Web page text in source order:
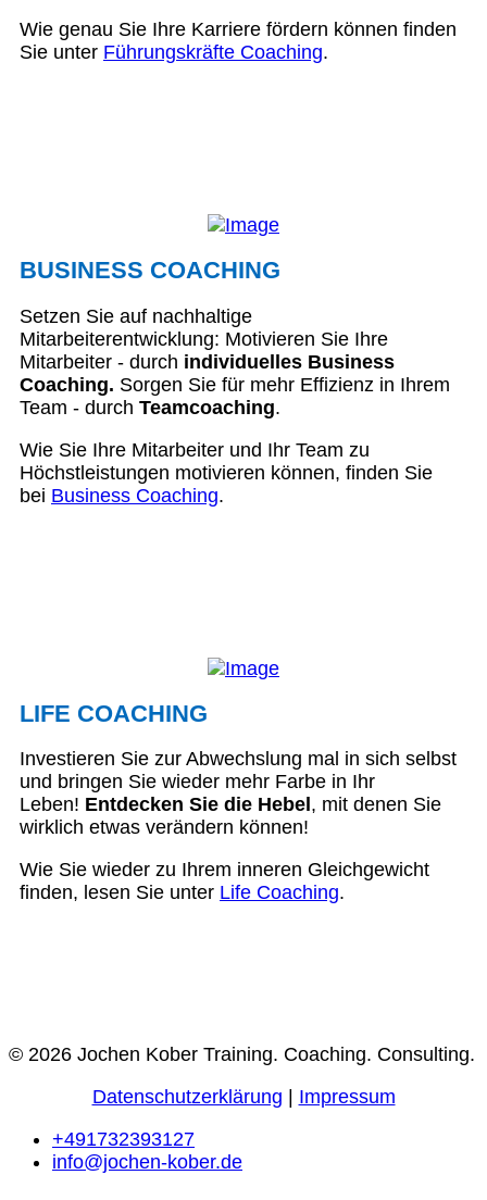
Wie genau Sie Ihre Karriere fördern können finden
Sie unter Führungskräfte Coaching.
BUSINESS COACHING
Setzen Sie auf nachhaltige
Mitarbeiterentwicklung: Motivieren Sie Ihre
Mitarbeiter - durch individuelles Business
Coaching. Sorgen Sie für mehr Effizienz in Ihrem
Team - durch Teamcoaching.
Wie Sie Ihre Mitarbeiter und Ihr Team zu
Höchstleistungen motivieren können, finden Sie
bei Business Coaching.
LIFE COACHING
Investieren Sie zur Abwechslung mal in sich selbst
und bringen Sie wieder mehr Farbe in Ihr
Leben! Entdecken Sie die Hebel , mit denen Sie
wirklich etwas verändern können!
Wie Sie wieder zu Ihrem inneren Gleichgewicht
finden, lesen Sie unter Life Coaching.
© 2026 Jochen Kober Training. Coaching. Consulting.
Datenschutzerklärung
Impressum
+491732393127
info@jochen-kober.de